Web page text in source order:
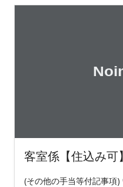
客室係【住込み可】
(その他の手当等付記事項